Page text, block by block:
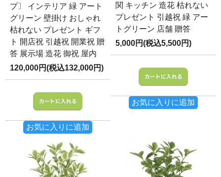
プ〕 インテリア 緑 アート
グリーン 壁掛け おしゃれ
枯れない プレゼント ギフ
ト 開店祝 引越祝 開業祝 贈
答 展示場 造花 御祝 屋内
120,000円(税込132,000円)
お気に入りに追加
関 キッチン 造花 枯れない
プレゼント 引越祝 緑 アー
トグリーン 店舗 贈答
5,000円(税込5,500円)
お気に入りに追加